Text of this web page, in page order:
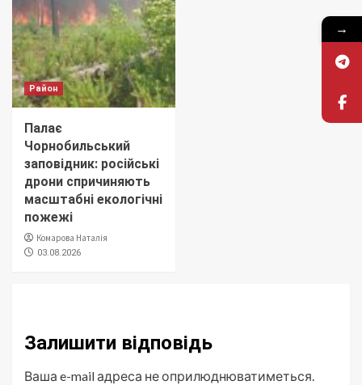
Район
Палає
Чорнобильський
заповідник: російські
дрони спричиняють
масштабні екологічні
пожежі
Комарова Наталія
03.08.2026
Залишити відповідь
Ваша e-mail адреса не оприлюднюватиметься.
→